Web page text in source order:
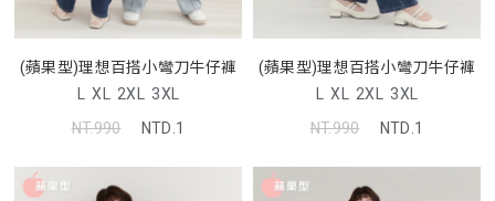
(蘋果型)理想百搭小彎刀牛仔褲
L XL 2XL 3XL
NT.990
NTD.1
(蘋果型)理想百搭小彎刀牛仔褲
L XL 2XL 3XL
NT.990
NTD.1